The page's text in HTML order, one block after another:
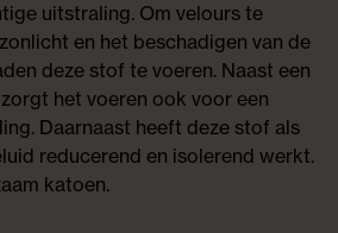
uitstraling. Om velours te
en het beschadigen van de
deze stof te voeren. Naast een
het voeren ook voor een
Daarnaast heeft deze stof als
reducerend en isolerend werkt.
katoen.